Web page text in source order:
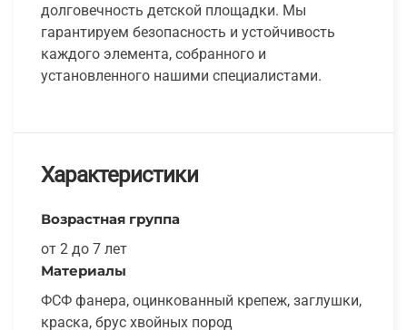
долговечность детской площадки. Мы
гарантируем безопасность и устойчивость
каждого элемента, собранного и
установленного нашими специалистами.
Характеристики
Возрастная группа
от 2 до 7 лет
Материалы
ФСФ фанера, оцинкованный крепеж, заглушки,
краска, брус хвойных пород